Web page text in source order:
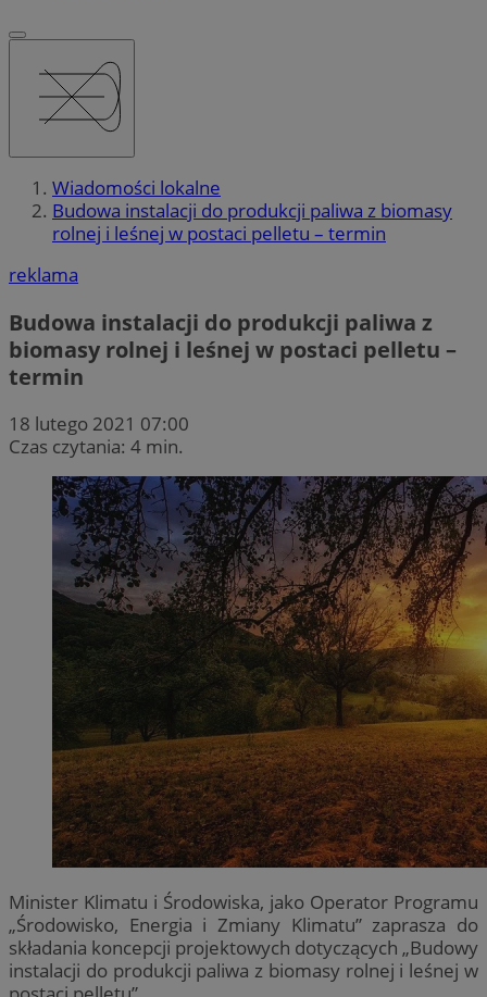
Wiadomości lokalne
Budowa instalacji do produkcji paliwa z biomasy
rolnej i leśnej w postaci pelletu – termin
reklama
Budowa instalacji do produkcji paliwa z
biomasy rolnej i leśnej w postaci pelletu –
termin
18 lutego 2021 07:00
Czas czytania: 4 min.
Minister Klimatu i Środowiska, jako Operator Programu
„Środowisko, Energia i Zmiany Klimatu” zaprasza do
składania koncepcji projektowych dotyczących „Budowy
instalacji do produkcji paliwa z biomasy rolnej i leśnej w